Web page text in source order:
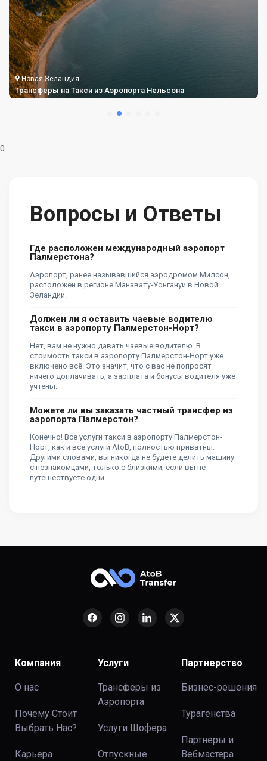
Новая Зеландия
Трансферы на Такси из Аэропорта Данидина
0
Вопросы и Ответы
Где расположен международный аэропорт
Палмерстона?
Аэропорт, ранее называвшийся аэродромом Милсон,
расположен в регионе Манавату-Уонгануи в Новой
Зеландии.
Должен ли я оставить чаевые водителю
такси в аэропорту Палмерстон-Норт?
Нет, вам не нужно давать чаевые водителю. В
стоимость такси в аэропорту Палмерстон-Норт уже
включено всё. Это значит, что с вас не попросят
ничего доплачивать, а зарплата и бонусы водителя уже
учтены.
Можете ли вы заказать частный трансфер из
аэропорта Палмерстон?
Конечно! Все услуги такси в аэропорту Палмерстон-
Норт, как и все услуги AtoB, полностью приватны.
Другими словами, вы никогда не будете делить машину
с незнакомцами, только с близкими, если вы не
путешествуете одни.
Компания
О нас
Почему Стоит
Выбрать Нас?
Карьера
Услуги
Трансферы из
Аэропорта
Услуги Шофера
Отпускные
Партнерство
Бизнес-решения
Турагенства
Партнеры и
Вебмастера